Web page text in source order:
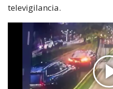
televigilancia.